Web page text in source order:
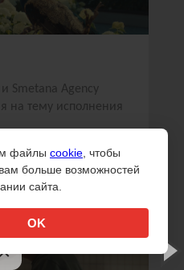
Smetana Agency
на тему исполнения
файлы cookie , чтобы
больше возможностей
сайта.
OK